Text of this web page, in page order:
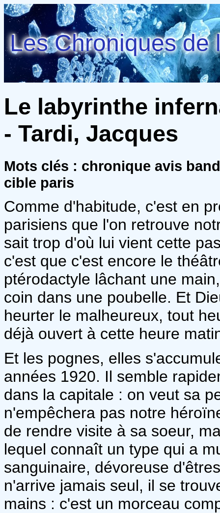
Les Chroniques de
Le labyrinthe
- Tardi, Jacques
Mots clés : chronique avis
cible paris
Comme d'habitude, c'est en
parisiens que l'on retrouve
sait trop d'où lui vient cette
c'est que c'est encore le
ptérodactyle lâchant une
coin dans une poubelle. Et
heurter le malheureux, tout
déjà ouvert à cette heure
Et les pognes, elles
années 1920. Il semble
dans la capitale : on veut sa
n'empêchera pas notre
de rendre visite à sa soeur,
lequel connaît un type qui a
sanguinaire, dévoreuse
n'arrive jamais seul, il se
mains : c'est un morceau